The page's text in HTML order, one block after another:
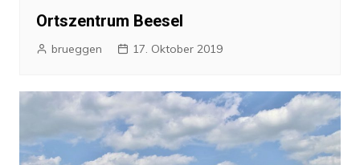
Ortszentrum Beesel
brueggen 17. Oktober 2019